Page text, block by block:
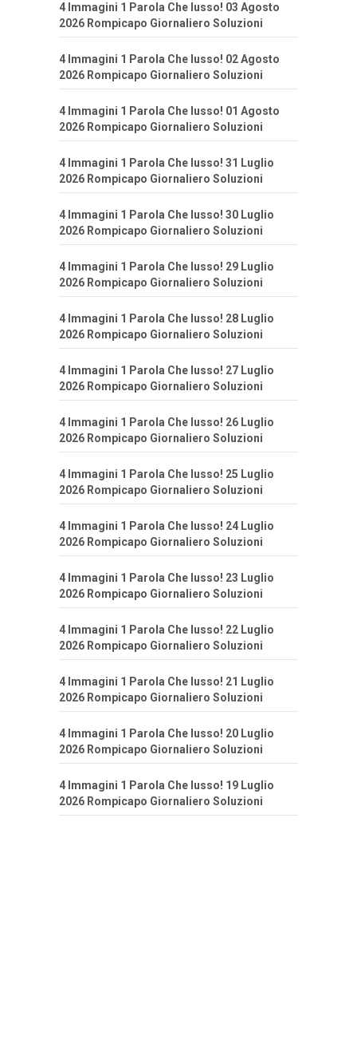
4 Immagini 1 Parola Che lusso! 03 Agosto
2026 Rompicapo Giornaliero Soluzioni
4 Immagini 1 Parola Che lusso! 02 Agosto
2026 Rompicapo Giornaliero Soluzioni
4 Immagini 1 Parola Che lusso! 01 Agosto
2026 Rompicapo Giornaliero Soluzioni
4 Immagini 1 Parola Che lusso! 31 Luglio
2026 Rompicapo Giornaliero Soluzioni
4 Immagini 1 Parola Che lusso! 30 Luglio
2026 Rompicapo Giornaliero Soluzioni
4 Immagini 1 Parola Che lusso! 29 Luglio
2026 Rompicapo Giornaliero Soluzioni
4 Immagini 1 Parola Che lusso! 28 Luglio
2026 Rompicapo Giornaliero Soluzioni
4 Immagini 1 Parola Che lusso! 27 Luglio
2026 Rompicapo Giornaliero Soluzioni
4 Immagini 1 Parola Che lusso! 26 Luglio
2026 Rompicapo Giornaliero Soluzioni
4 Immagini 1 Parola Che lusso! 25 Luglio
2026 Rompicapo Giornaliero Soluzioni
4 Immagini 1 Parola Che lusso! 24 Luglio
2026 Rompicapo Giornaliero Soluzioni
4 Immagini 1 Parola Che lusso! 23 Luglio
2026 Rompicapo Giornaliero Soluzioni
4 Immagini 1 Parola Che lusso! 22 Luglio
2026 Rompicapo Giornaliero Soluzioni
4 Immagini 1 Parola Che lusso! 21 Luglio
2026 Rompicapo Giornaliero Soluzioni
4 Immagini 1 Parola Che lusso! 20 Luglio
2026 Rompicapo Giornaliero Soluzioni
4 Immagini 1 Parola Che lusso! 19 Luglio
2026 Rompicapo Giornaliero Soluzioni